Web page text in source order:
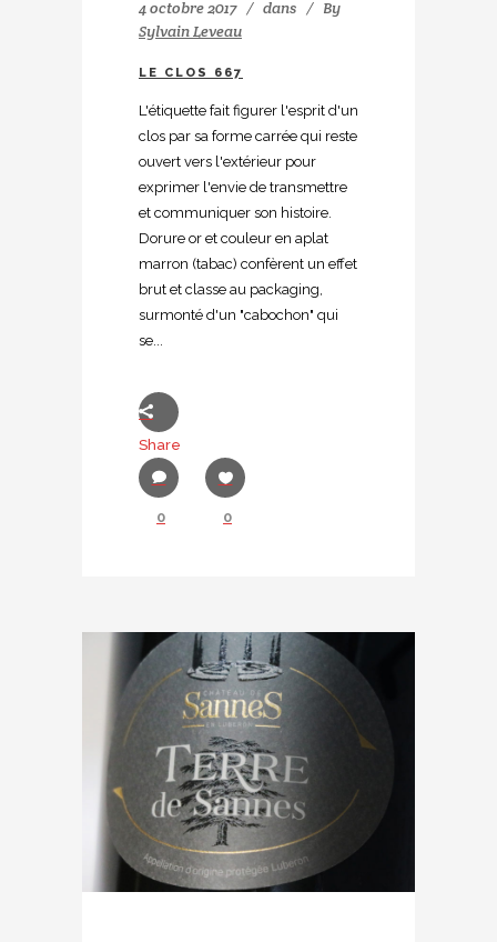
4 octobre 2017 dans
By
Sylvain Leveau
LE CLOS 667
L'étiquette fait figurer l'esprit d'un
clos par sa forme carrée qui reste
ouvert vers l'extérieur pour
exprimer l'envie de transmettre
et communiquer son histoire.
Dorure or et couleur en aplat
marron (tabac) confèrent un effet
brut et classe au packaging,
surmonté d'un "cabochon" qui
se...
Share
0 0